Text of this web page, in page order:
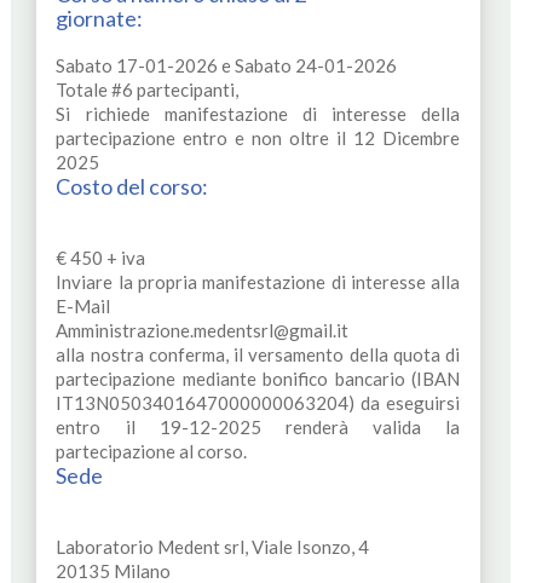
giornate:
Sabato 17-01-2026 e Sabato 24-01-2026
Totale #6 partecipanti,
Si richiede manifestazione di interesse della
partecipazione entro e non oltre il 12 Dicembre
2025
Costo del corso:
€ 450 + iva
Inviare la propria manifestazione di interesse alla
E-Mail
Amministrazione.medentsrl@gmail.it
alla nostra conferma, il versamento della quota di
partecipazione mediante bonifico bancario (IBAN
IT13N0503401647000000063204) da eseguirsi
entro il 19-12-2025 renderà valida la
partecipazione al corso.
Sede
Laboratorio Medent srl, Viale Isonzo, 4
20135 Milano